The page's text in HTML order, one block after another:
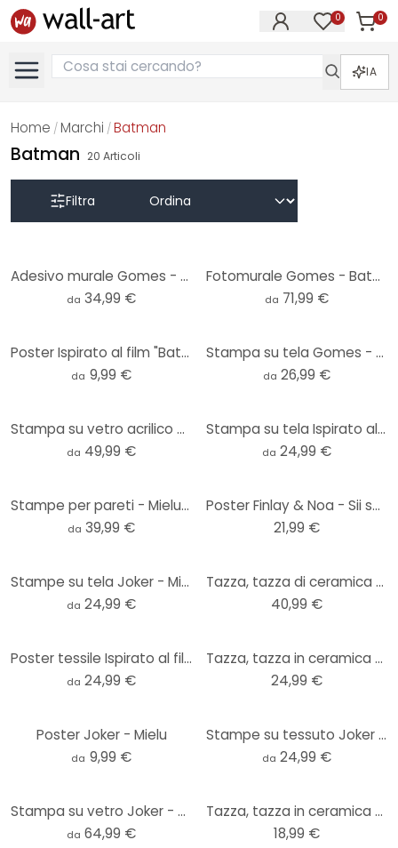
0 0
IA
Home / Marchi /Batman
Batman 20 Articoli
Filtra
Adesivo murale Gomes - Batman
da 34,99 €
Fotomurale Gomes - Batman
da 71,99 €
Poster Ispirato al film "Batman Returns" - Gomes
da 9,99 €
Stampa su tela Gomes - Batman Spielzeug
da 26,99 €
Stampa su vetro acrilico Joker - Mielu
da 49,99 €
Stampa su tela Ispirato al film "Batman Returns" - Gomes
da 24,99 €
Stampe per pareti - Mielu - Alu-Dibond
da 39,99 €
Poster Finlay & Noa - Sii sempre Batman, poster (40 x 60 cm)
21,99 €
Stampe su tela Joker - Mielu
da 24,99 €
Tazza, tazza di ceramica DC Comics - Batman
40,99 €
Poster tessile Ispirato al film "Batman Returns" - Gomes
da 24,99 €
Tazza, tazza in ceramica The Batman - L'Enigmista & Batman
24,99 €
Poster Joker - Mielu
da 9,99 €
Stampe su tessuto Joker - Mielu
da 24,99 €
Stampa su vetro Joker - Mielu
da 64,99 €
Tazza, tazza in ceramica DC Comics - Il Joker vs.
18,99 €